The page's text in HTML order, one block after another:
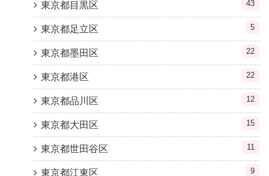
東京都目黒区 43
東京都足立区 5
東京都墨田区 22
東京都港区 22
東京都品川区 12
東京都大田区 15
東京都世田谷区 11
東京都江東区 9